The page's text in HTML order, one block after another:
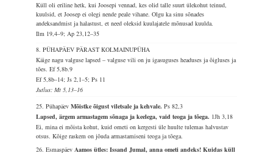
Küll oli eriline hetk, kui Joosepi vennad, kes olid talle suurt ülekohut teinud,
kuulsid, et Joosep ei olegi nende peale vihane. Olgu ka sinu sõnades
andeksandmist ja halastust, et need oleksid kuulajatele mõnusad kuulda.
Ilm 19,4–9; Ap 23,12–35
8. PÜHAPÄEV PÄRAST KOLMAINUPÜHA
Käige nagu valguse lapsed – valguse vili on ju igasuguses headuses ja õigluses ja
tões.Ef 5,8b.9
Ef 5,8b–14; Js 2,1–5; Ps 11
Jutlus: Mt 5,13–16
25. PühapäevMõistke õigust viletsale ja kehvale.Ps 82,3
Lapsed, ärgem armastagem sõnaga ja keelega, vaid teoga ja tõega. 1Jh 3,18
Ei, mina ei mõista kohut, kuid ometi on kergesti üle huulte tulemas halvustav
otsus. Kõige raskem on jõuda armastamiseni teoga ja tõega.
26. EsmaspäevAamos ütles: Issand Jumal, anna ometi andeks! Kuidas küll